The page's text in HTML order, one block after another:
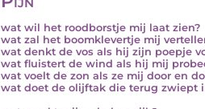
wat wil het roodborstje mij laat zien?
wat zal het boomklevertje mij
wat denkt de vos als hij zijn poepje
wat fluistert de wind als hij mij
wat voelt de zon als ze mij door en
wat doet de olijftak die terug zwiept